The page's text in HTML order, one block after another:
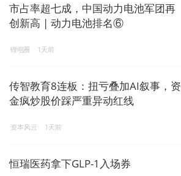
市占率超七成，中国动力电池军团再
创新高 | 动力电池排名⑥
锂电圈 1天前
传智教育8连板：扭亏叠加AI叙事，资
金疯炒股价踩严重异动红线
资本风云 1天前
恒瑞医药拿下GLP-1入场券